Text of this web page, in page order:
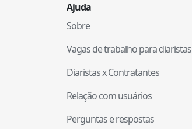
Ajuda
Sobre
Vagas de trabalho para diaristas
Diaristas x Contratantes
Relação com usuários
Perguntas e respostas